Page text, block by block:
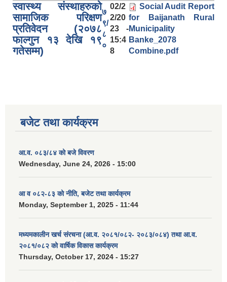
स्वास्थ्य संस्थाहरुको
सामाजिक परिक्षण
प्रतिवेदन (२०७८
फाल्गुन १३ देखि १९
गतेसम्म)
७
९/
८
०
02/2
2/20
23 -
15:4
8
Social Audit Report
for Baijanath Rural
Municipality
Banke_2078
Combine.pdf
बजेट तथा कार्यक्रम
आ.व. ०८३/८४ को बजे विवरण
Wednesday, June 24, 2026 - 15:00
आ व ०८२-८३ को नीति, बजेट तथा कार्यक्रम
Monday, September 1, 2025 - 11:44
मध्यमकालीन खर्च संरचना (आ.व. २०८१/०८२- २०८३/०८४) तथा आ.व.
२०८१/०८२ को वार्षिक विकास कार्यक्रम
Thursday, October 17, 2024 - 15:27